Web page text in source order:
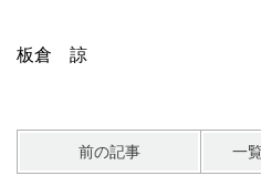
板倉 諒
前の記事 一